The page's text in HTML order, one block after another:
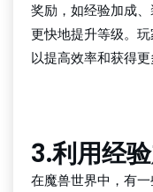
奖励，如经验加成
更快地提升等级。
以提高效率和获得更
3.利用经
在魔兽世界中，有